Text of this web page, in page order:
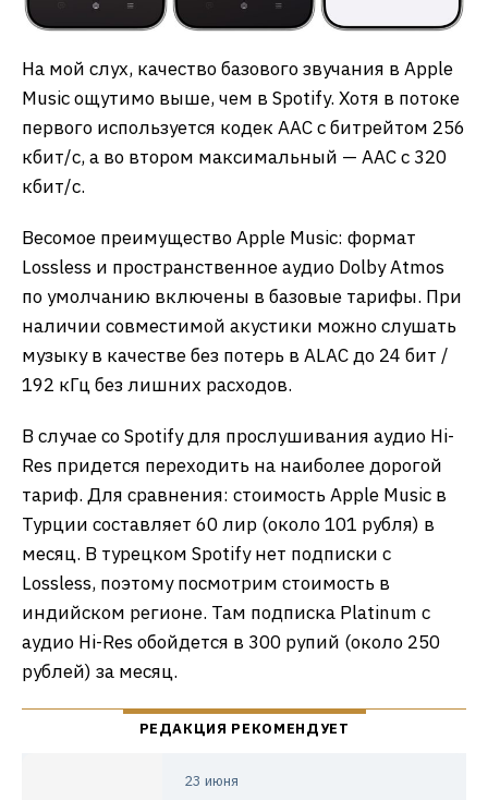
На мой слух, качество базового звучания в Apple
Music ощутимо выше, чем в Spotify. Хотя в потоке
первого используется кодек AAC с битрейтом 256
кбит/с, а во втором максимальный — AAC с 320
кбит/с.
Весомое преимущество Apple Music: формат
Lossless и пространственное аудио Dolby Atmos
по умолчанию включены в базовые тарифы. При
наличии совместимой акустики можно слушать
музыку в качестве без потерь в ALAC до 24 бит /
192 кГц без лишних расходов.
В случае со Spotify для прослушивания аудио Hi-
Res придется переходить на наиболее дорогой
тариф. Для сравнения: стоимость Apple Music в
Турции составляет 60 лир (около 101 рубля) в
месяц. В турецком Spotify нет подписки с
Lossless, поэтому посмотрим стоимость в
индийском регионе. Там подписка Platinum с
аудио Hi-Res обойдется в 300 рупий (около 250
рублей) за месяц.
23 июня